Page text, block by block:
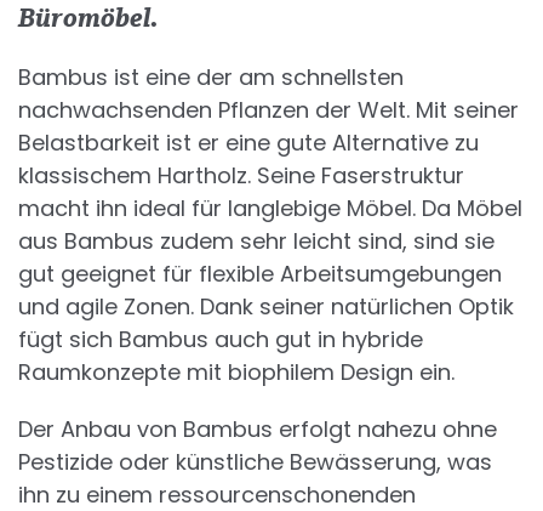
Büromöbel.
Bambus ist eine der am schnellsten
nachwachsenden Pflanzen der Welt. Mit seiner
Belastbarkeit ist er eine gute Alternative zu
klassischem Hartholz. Seine Faserstruktur
macht ihn ideal für langlebige Möbel. Da Möbel
aus Bambus zudem sehr leicht sind, sind sie
gut geeignet für flexible Arbeitsumgebungen
und agile Zonen. Dank seiner natürlichen Optik
fügt sich Bambus auch gut in hybride
Raumkonzepte mit biophilem Design ein.
Der Anbau von Bambus erfolgt nahezu ohne
Pestizide oder künstliche Bewässerung, was
ihn zu einem ressourcenschonenden